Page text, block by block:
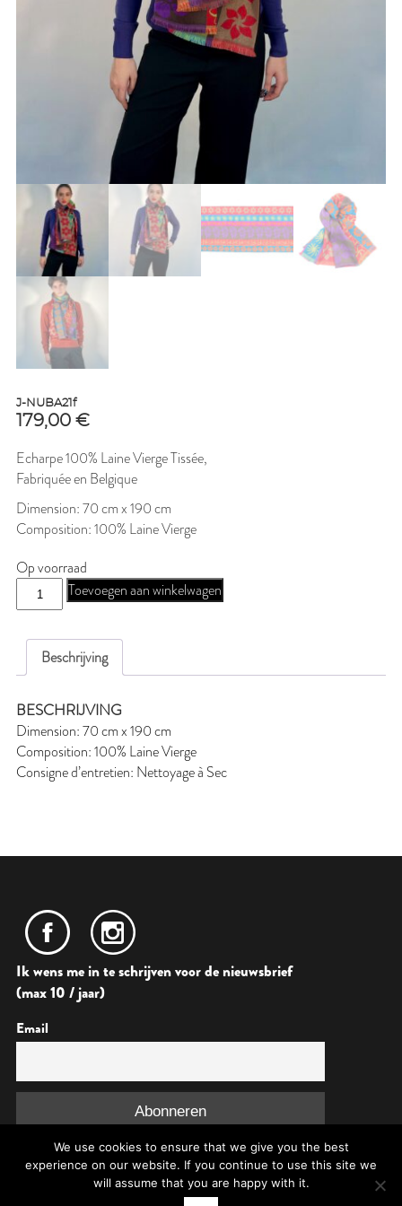
J-NUBA21f
179,00 €
Echarpe 100% Laine Vierge Tissée,
Fabriquée en Belgique
Dimension: 70 cm x 190 cm
Composition: 100% Laine Vierge
Op voorraad
NUBA21f
Toevoegen aan winkelwagen
Beschrijving
BESCHRIJVING
Dimension: 70 cm x 190 cm
Composition: 100% Laine Vierge
Consigne d’entretien: Nettoyage à Sec
Ik wens me in te schrijven voor de nieuwsbrief
(max 10 / jaar)
Email
We use cookies to ensure that we give you the best
experience on our website. If you continue to use this site we
will assume that you are happy with it.